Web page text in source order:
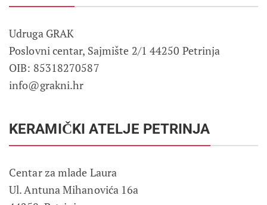
Udruga GRAK
Poslovni centar, Sajmište 2/1 44250 Petrinja
OIB: 85318270587
info@grakni.hr
KERAMIČKI ATELJE PETRINJA
Centar za mlade Laura
Ul. Antuna Mihanovića 16a